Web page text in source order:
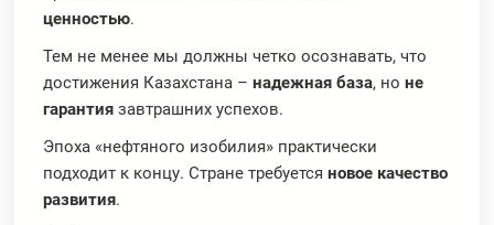
ценностью.
Тем не менее мы должны четко осознавать, что
достижения Казахстана –надежная база, ноне
гарантия завтрашних успехов.
Эпоха «нефтяного изобилия» практически
подходит к концу. Стране требуется новое качество
развития.